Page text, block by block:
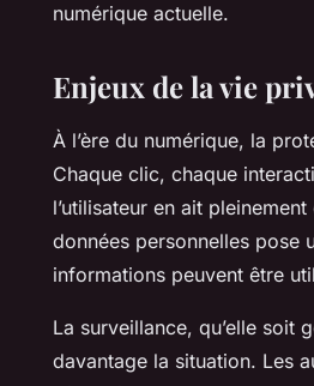
numérique actuelle.
Enjeux de la vie
À l’ère du numérique, la
Chaque clic, chaque
l’utilisateur en ait
données personnelles pose
informations peuvent être
La surveillance, qu’elle soit
davantage la situation. Les